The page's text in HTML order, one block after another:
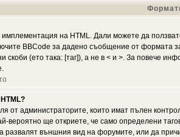
имплементация на HTML. Дали можете да
BBCode за дадено съобщение от формата
скоби (ето така: [таг]), а не в < и >. За повече
от администраторите, които имат пълен
вероятно ще откриете, че само определени
развалят външния вид на форумите, или да